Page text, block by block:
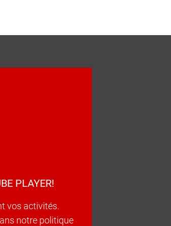
PLAYER!
vos activités.
notre politique